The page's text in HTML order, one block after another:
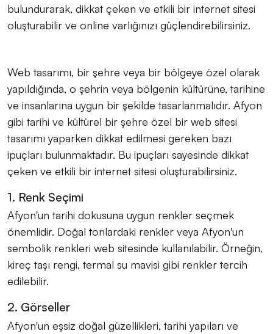
bulundurarak, dikkat çeken ve etkili bir internet sitesi
oluşturabilir ve online varlığınızı güçlendirebilirsiniz.
Web tasarımı, bir şehre veya bir bölgeye özel olarak
yapıldığında, o şehrin veya bölgenin kültürüne, tarihine
ve insanlarına uygun bir şekilde tasarlanmalıdır. Afyon
gibi tarihi ve kültürel bir şehre özel bir web sitesi
tasarımı yaparken dikkat edilmesi gereken bazı
ipuçları bulunmaktadır. Bu ipuçları sayesinde dikkat
çeken ve etkili bir internet sitesi oluşturabilirsiniz.
1. Renk Seçimi
Afyon'un tarihi dokusuna uygun renkler seçmek
önemlidir. Doğal tonlardaki renkler veya Afyon'un
sembolik renkleri web sitesinde kullanılabilir. Örneğin,
kireç taşı rengi, termal su mavisi gibi renkler tercih
edilebilir.
2. Görseller
Afyon'un eşsiz doğal güzellikleri, tarihi yapıları ve